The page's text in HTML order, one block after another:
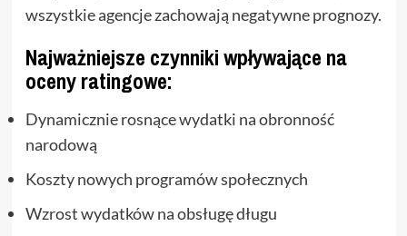
wszystkie agencje zachowają negatywne prognozy.
Najważniejsze czynniki wpływające na
oceny ratingowe:
Dynamicznie rosnące wydatki na obronność
narodową
Koszty nowych programów społecznych
Wzrost wydatków na obsługę długu